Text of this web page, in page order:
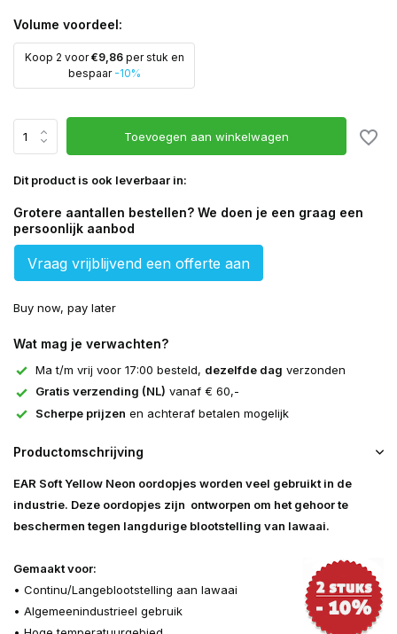
Volume voordeel:
Koop 2 voor€9,86per stuk en
bespaar -10%
Toevoegen aan winkelwagen
Dit product is ook leverbaar in:
Grotere aantallen bestellen? We doen je een graag een
persoonlijk aanbod
Vraag vrijblijvend een offerte aan
Buy now, pay later
Wat mag je verwachten?
Ma t/m vrij voor 17:00 besteld, dezelfde dag verzonden
Gratis verzending (NL) vanaf € 60,-
Scherpe prijzen en achteraf betalen mogelijk
Productomschrijving
EAR Soft Yellow Neon oordopjes worden veel gebruikt in de
industrie. Deze oordopjes zijn ontworpen om het gehoor te
beschermen tegen langdurige blootstelling van lawaai.
Gemaakt voor:
• Continu/Langeblootstelling aan lawaai
• Algemeenindustrieel gebruik